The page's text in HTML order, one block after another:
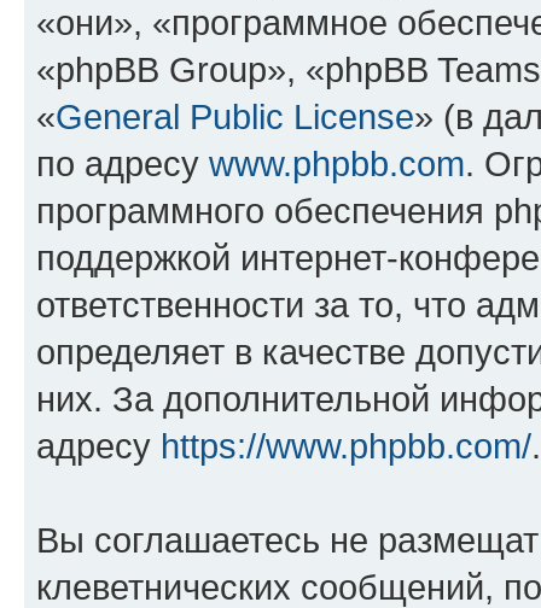
«они», «программное
«phpBB Group», «phpBB
«General Public License» (в
по адресу www.phpbb.com.
программного обеспечения
поддержкой интернет-
ответственности за то, что
определяет в качестве
них. За дополнительной
адресу https://www.phpbb.com/.
Вы соглашаетесь не
клеветнических сообщений,